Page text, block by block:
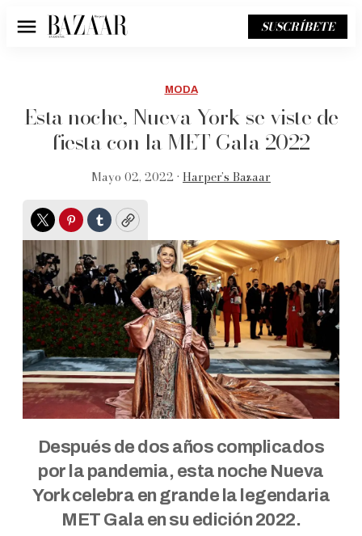
Menú SUSCRÍBETE
MODA
Esta noche, Nueva York se viste de
fiesta con la MET Gala 2022
Mayo 02, 2022 • Harper’s Bazaar
TwitterPinterest
TumblrCopy
Después de dos años complicados
por la pandemia, esta noche Nueva
York celebra en grande la legendaria
MET Gala en su edición 2022.